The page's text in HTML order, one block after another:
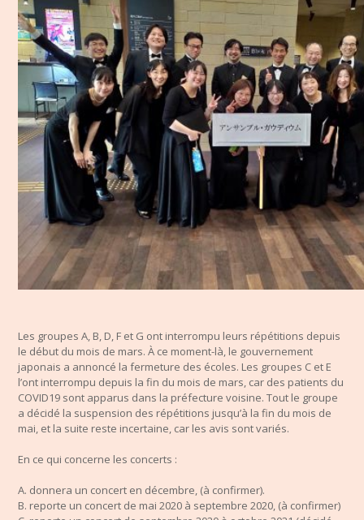
Les groupes A, B, D, F et G ont interrompu leurs répétitions depuis
le début du mois de mars. À ce moment-là, le gouvernement
japonais a annoncé la fermeture des écoles. Les groupes C et E
l’ont interrompu depuis la fin du mois de mars, car des patients du
COVID19 sont apparus dans la préfecture voisine. Tout le groupe
a décidé la suspension des répétitions jusqu’à la fin du mois de
mai, et la suite reste incertaine, car les avis sont variés.
En ce qui concerne les concerts :
A. donnera un concert en décembre, (à confirmer).
B. reporte un concert de mai 2020 à septembre 2020, (à confirmer)